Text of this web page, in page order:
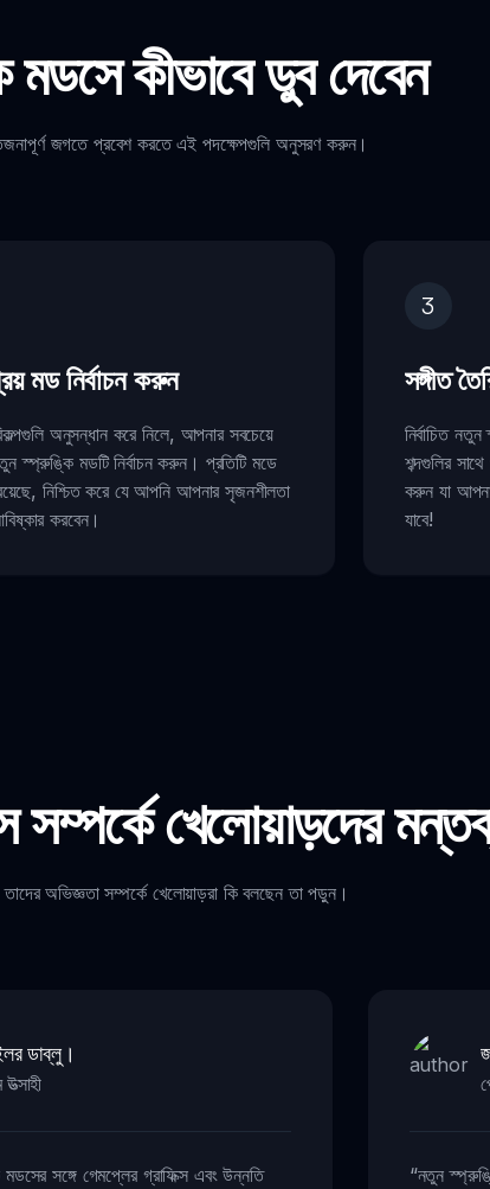
কীভাবে ডুব দেবেন
জগতে প্রবেশ করতে এই পদক্ষেপগুলি অনুসরণ করুন।
মড নির্বাচন করুন
অনুসন্ধান করে নিলে, আপনার সবচেয়ে
স্প্রুঙ্কি মডটি নির্বাচন করুন। প্রতিটি মডে
নিশ্চিত করে যে আপনি আপনার সৃজনশীলতা
করবেন।
3
সঙ্গীত
নির্বাচিত
শব্দগুলির
করুন যা
যাবে!
খেলোয়াড়দের
অভিজ্ঞতা সম্পর্কে খেলোয়াড়রা কি বলছেন তা পড়ুন।
ডাব্লু।
সঙ্গে গেমপ্লের গ্রাফিক্স এবং উন্নতি “নতুন